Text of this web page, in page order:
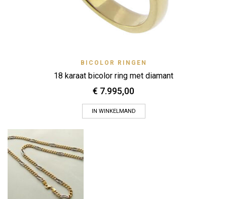
BICOLOR RINGEN
18 karaat bicolor ring met diamant
€ 7.995,00
IN WINKELMAND